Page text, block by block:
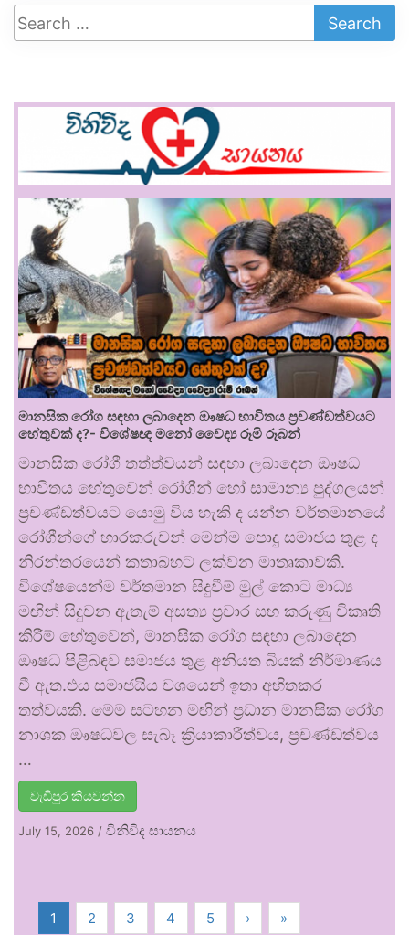
මානසික රෝග සඳහා ලබාදෙන ඖෂධ භාවිතය ප්‍රචණ්ඩත්වයට
හේතුවක් ද?- විශේෂඥ මනෝ වෛද්‍ය රූමි රූබන්
මානසික රෝගී තත්ත්වයන් සඳහා ලබාදෙන ඖෂධ
භාවිතය හේතුවෙන් රෝගීන් හෝ සාමාන්‍ය පුද්ගලයන්
ප්‍රචණ්ඩත්වයට යොමු විය හැකි ද යන්න වර්තමානයේ
රෝගීන්ගේ භාරකරුවන් මෙන්ම පොදු සමාජය තුළ ද
නිරන්තරයෙන් කතාබහට ලක්වන මාතෘකාවකි.
විශේෂයෙන්ම වර්තමාන සිදුවීම් මුල් කොට මාධ්‍ය
මඟින් සිදුවන ඇතැම් අසත්‍ය ප්‍රචාර සහ කරුණු විකෘති
කිරීම් හේතුවෙන්, මානසික රෝග සඳහා ලබාදෙන
ඖෂධ පිළිබඳව සමාජය තුළ අනියත බියක් නිර්මාණය
වී ඇත.එය සමාජයීය වශයෙන් ඉතා අහිතකර
තත්වයකි. මෙම සටහන මඟින් ප්‍රධාන මානසික රෝග
නාශක ඖෂධවල සැබෑ ක්‍රියාකාරීත්වය, ප්‍රචණ්ඩත්වය
…
වැඩිපුර කියවන්න
July 15, 2026 / විනිවිද සායනය
1 2 3 4 5 › »